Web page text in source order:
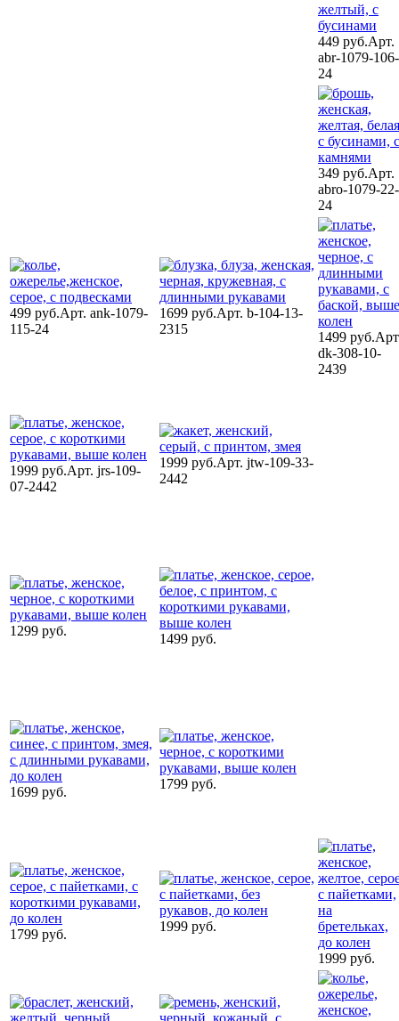
449 руб.Арт.
abr-1079-106-
24
349 руб.Арт.
abro-1079-22-
24
499 руб.Арт. ank-1079-
115-24
1699 руб.Арт. b-104-13-
2315
1499 руб.
dk-308-10-
2439
1999 руб.Арт. jrs-109-
07-2442
1999 руб.Арт. jtw-109-33-
2442
1299 руб.
1499 руб.
1699 руб.
1799 руб.
1799 руб.
1999 руб.
1999 руб.